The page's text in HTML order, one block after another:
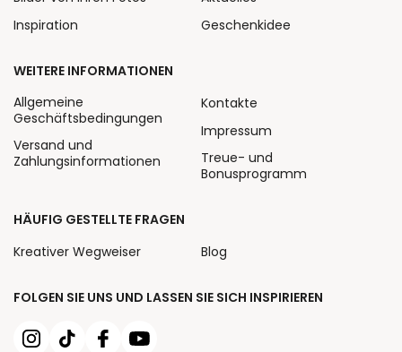
FOLGEN SIE UNS UND LASSEN SIE SICH INSPIRIEREN
Inspiration
Geschenkidee
WEITERE INFORMATIONEN
Allgemeine
Geschäftsbedingungen
Versand und
Zahlungsinformationen
Kontakte
Impressum
Treue- und
Bonusprogramm
HÄUFIG GESTELLTE FRAGEN
Kreativer Wegweiser
Blog